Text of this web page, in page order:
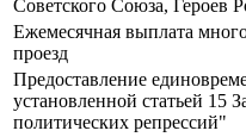
Советского Союза, Героев
Ежемесячная выплата
проезд
Предоставление
установленной статьей 15
политических репрессий"